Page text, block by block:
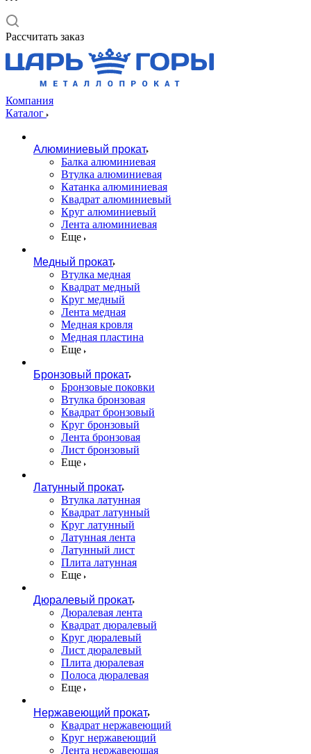
Рассчитать заказ
Компания
Каталог
Алюминиевый прокат
Балка алюминиевая
Втулка алюминиевая
Катанка алюминиевая
Квадрат алюминиевый
Круг алюминиевый
Лента алюминиевая
Еще
Медный прокат
Втулка медная
Квадрат медный
Круг медный
Лента медная
Медная кровля
Медная пластина
Еще
Бронзовый прокат
Бронзовые поковки
Втулка бронзовая
Квадрат бронзовый
Круг бронзовый
Лента бронзовая
Лист бронзовый
Еще
Латунный прокат
Втулка латунная
Квадрат латунный
Круг латунный
Латунная лента
Латунный лист
Плита латунная
Еще
Дюралевый прокат
Дюралевая лента
Квадрат дюралевый
Круг дюралевый
Лист дюралевый
Плита дюралевая
Полоса дюралевая
Еще
Нержавеющий прокат
Квадрат нержавеющий
Круг нержавеющий
Лента нержавеющая